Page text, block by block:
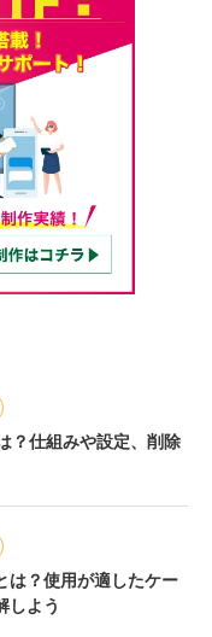
仕組みや設定、削除
は？使用が適したケー
しよう